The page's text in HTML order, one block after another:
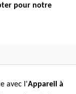
pour notre
avec l'Appareil à